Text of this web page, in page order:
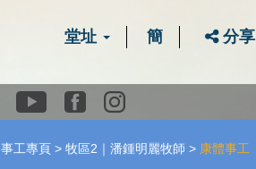
堂址 簡 分享
YoutubeFacebook
事工專頁 牧區2｜潘鍾明麗牧師 康體事工